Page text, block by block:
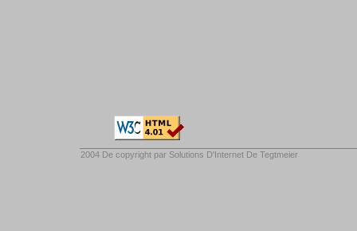
2004 De copyright par Solutions D'Internet De Tegtmeier